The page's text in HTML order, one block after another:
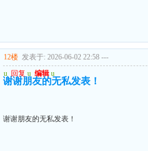
12楼 发表于: 2026-06-02 22:58 ---
u 回复 u 编辑 u
谢谢朋友的无私发表！
谢谢朋友的无私发表！